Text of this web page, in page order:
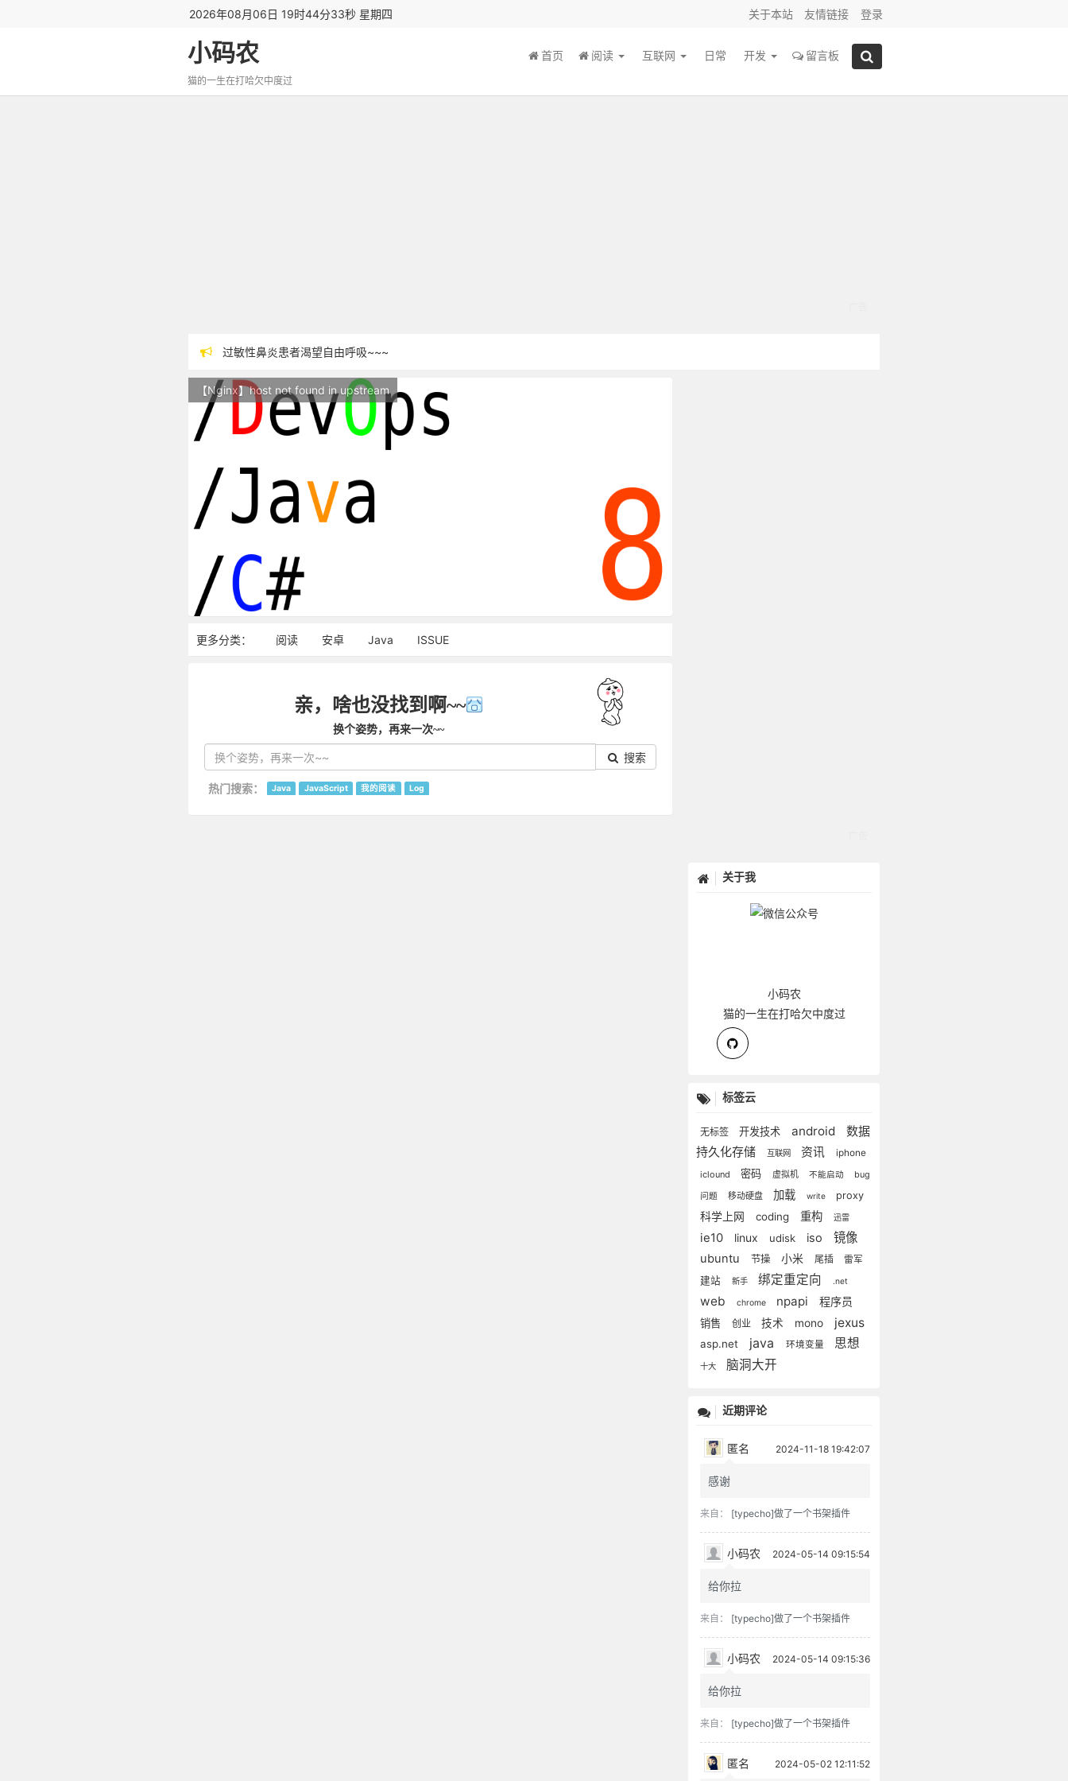
2026年08月06日 19时44分34秒 星期四 关于本站 友情链接 登录
小码农
猫的一生在打哈欠中度过
首页 阅读 互联网 日常 开发 留言板
过敏性鼻炎患者渴望自由呼吸~~~
站点随时调整中，如果不能访问，请稍等片刻
反对日本核废水排海
【Nginx】host not found in upstream
更多分类： 阅读 安卓 Java ISSUE
亲，啥也没找到啊~~
换个姿势，再来一次~~
搜索
热门搜索： Java JavaScript 我的阅读 Log
关于我
小码农
猫的一生在打哈欠中度过
标签云
无标签 开发技术 android
数据
持久化存储
互联网 资讯
iphone
iclound
密码 虚拟机 不能启动 bug
问题 移动硬盘 加载 write proxy
科学上网 coding 重构 迅雷
ie10 linux udisk iso 镜像
ubuntu 节操 小米 尾插 雷军
建站 新手 绑定重定向 .net
web chrome npapi 程序员
销售 创业 技术 mono jexus
asp.net java 环境变量 思想
十大 脑洞大开
近期评论
匿名 2024-11-18 19:42:07
感谢
来自： [typecho]做了一个书架插件
小码农 2024-05-14 09:15:54
给你拉
来自： [typecho]做了一个书架插件
小码农 2024-05-14 09:15:36
给你拉
来自： [typecho]做了一个书架插件
匿名 2024-05-02 12:11:52